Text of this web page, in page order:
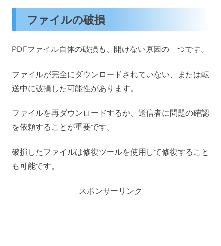
ファイルの破損
PDFファイル自体の破損も、開けない原因の一つです。
ファイルが完全にダウンロードされていない、または転
送中に破損した可能性があります。
ファイルを再ダウンロードするか、送信者に問題の確認
を依頼することが重要です。
破損したファイルは修復ツールを使用して修復すること
も可能です。
スポンサーリンク